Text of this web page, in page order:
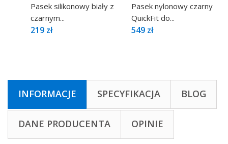
Pasek silikonowy biały z
czarnym...
219 zł
Pasek nylonowy czarny
QuickFit do...
549 zł
INFORMACJE SPECYFIKACJA BLOG
DANE PRODUCENTA OPINIE